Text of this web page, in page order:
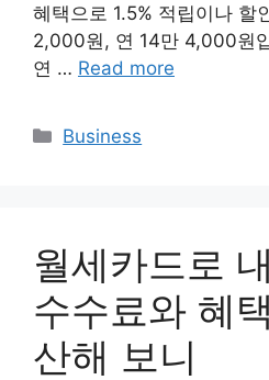
혜택으로 1.5% 적립이나 할
2,000원, 연 14만 4,000원
연 … Read more
Categories
Business
월세카드로
수수료와 혜
산해 보니